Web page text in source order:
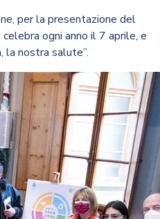
per la presentazione del
ogni anno il 7 aprile, e
la nostra salute”.